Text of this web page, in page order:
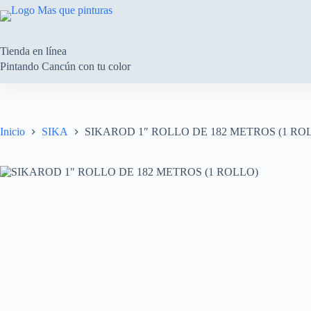
Saltar
al
Tienda en línea
Pintando Cancún con tu color
Inicio SIKA SIKAROD 1″ ROLLO DE 182 METROS (1